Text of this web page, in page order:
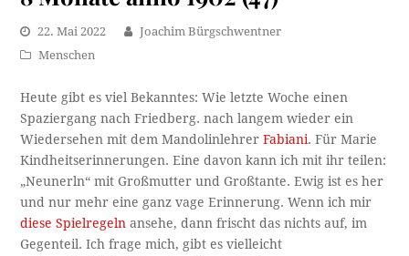
22. Mai 2022
Joachim Bürgschwentner
Menschen
Heute gibt es viel Bekanntes: Wie letzte Woche einen
Spaziergang nach Friedberg. nach langem wieder ein
Wiedersehen mit dem MandolinlehrerFabiani. Für Marie
Kindheitserinnerungen. Eine davon kann ich mit ihr teilen:
„Neunerln“ mit Großmutter und Großtante. Ewig ist es her
und nur mehr eine ganz vage Erinnerung. Wenn ich mir
diese Spielregeln ansehe, dann frischt das nichts auf, im
Gegenteil. Ich frage mich, gibt es vielleicht